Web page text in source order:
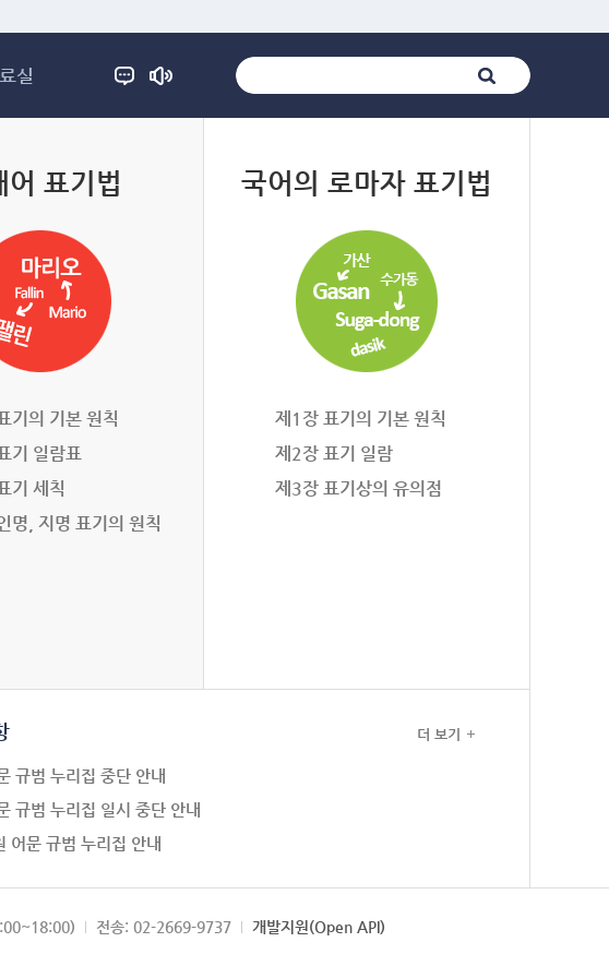
실
어 표기법
기의 기본 원칙
기 일람표
기 세칙
명, 지명 표기의 원칙
국어의 로마자 표기법
제1장 표기의 기본 원칙
제2장 표기 일람
제3장 표기상의 유의점
규범 누리집 중단 안내
규범 누리집 일시 중단 안내
어문 규범 누리집 안내
더 보기
전송: 02-2669-9737 개발지원(Open API)